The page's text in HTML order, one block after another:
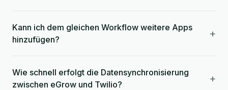
Kann ich dem gleichen Workflow weitere Apps
hinzufügen?
+
Wie schnell erfolgt die Datensynchronisierung
zwischen eGrow und Twilio?
+